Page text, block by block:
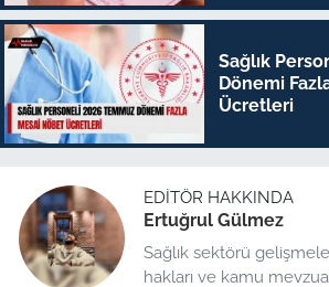
Sağlık
Dönemi
Ücretleri
EDITÖR HAKKINDA
Ertuğrul Gülmez
Sağlık sektörü
hakları ve kamu